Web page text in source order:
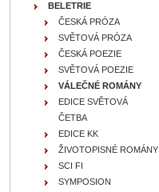
BELETRIE
ČESKÁ PRÓZA
SVĚTOVÁ PRÓZA
ČESKÁ POEZIE
SVĚTOVÁ POEZIE
VÁLEČNÉ ROMÁNY
EDICE SVĚTOVÁ
ČETBA
EDICE KK
ŽIVOTOPISNÉ ROMÁNY
SCI FI
SYMPOSION